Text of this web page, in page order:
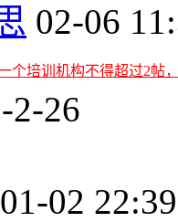
02-06
个培训机构不得超过2帖
2-26
01-02 22:39